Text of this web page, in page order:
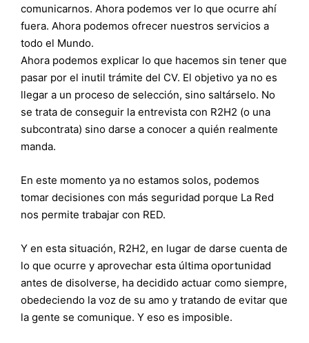
comunicarnos. Ahora podemos ver lo que ocurre ahí
fuera. Ahora podemos ofrecer nuestros servicios a
todo el Mundo.
Ahora podemos explicar lo que hacemos sin tener que
pasar por el inutil trámite del CV. El objetivo ya no es
llegar a un proceso de selección, sino saltárselo. No
se trata de conseguir la entrevista con R2H2 (o una
subcontrata) sino darse a conocer a quién realmente
manda.
En este momento ya no estamos solos, podemos
tomar decisiones con más seguridad porque La Red
nos permite trabajar con RED.
Y en esta situación, R2H2, en lugar de darse cuenta de
lo que ocurre y aprovechar esta última oportunidad
antes de disolverse, ha decidido actuar como siempre,
obedeciendo la voz de su amo y tratando de evitar que
la gente se comunique. Y eso es imposible.